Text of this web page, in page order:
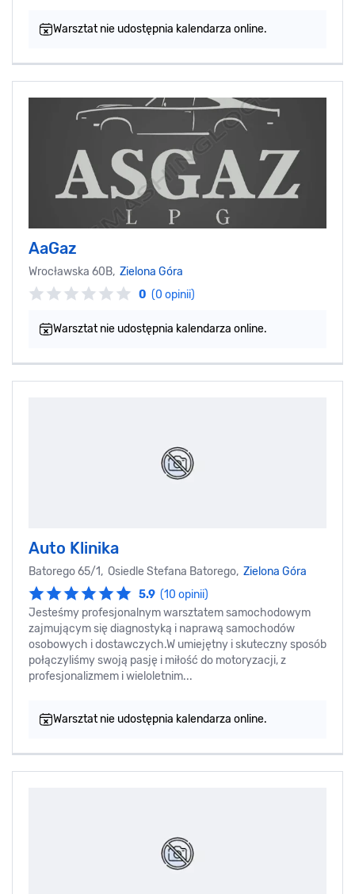
Warsztat nie udostępnia kalendarza online.
AaGaz
Wrocławska 60B, Zielona Góra
0 (0 opinii)
Warsztat nie udostępnia kalendarza online.
Auto Klinika
Batorego 65/1, Osiedle Stefana Batorego, Zielona Góra
5.9 (10 opinii)
Jesteśmy profesjonalnym warsztatem samochodowym
zajmującym się diagnostyką i naprawą samochodów
osobowych i dostawczych.W umiejętny i skuteczny sposób
połączyliśmy swoją pasję i miłość do motoryzacji, z
profesjonalizmem i wieloletnim...
Warsztat nie udostępnia kalendarza online.